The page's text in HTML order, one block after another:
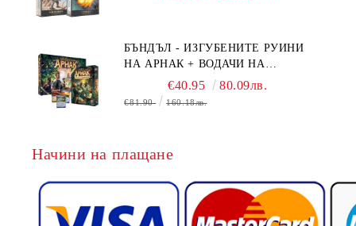
БЪНДЪЛ - ИЗГУБЕНИТЕ РУИНИ
НА АРНАК + ВОДАЧИ НА
ЕКСПЕДИЦИИ + ПРОМО КАРТИ
БЕЗПЛАТНО
€40.95 80.09лв.
€81.90 160.18лв.
Начини на плащане